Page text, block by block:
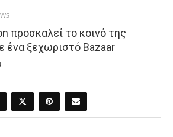
προσκαλεί το κοινό της
ένα ξεχωριστό Bazaar